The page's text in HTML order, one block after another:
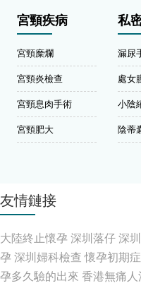
宮頸疾病
宮頸糜爛
宮頸炎檢查
宮頸息肉手術
宮頸肥大
私
漏尿
處女
小陰
陰蒂
友情鏈接
大陸終止懷孕 深圳落仔深
孕 深圳婦科檢查 懷孕初期
孕多久驗的出來 香港無痛人